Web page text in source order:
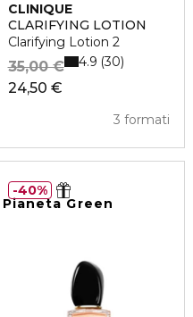
Retinol
CLINIQUE
CLARIFYING LOTION
Clarifying Lotion 2
24,50 €
35,00 €
3 formati
4.9 30
Pianeta Green
40%